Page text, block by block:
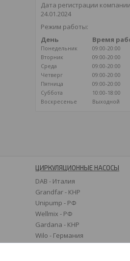
Дата регистрации
24.01.2024
Режим работы:
День
Время
Понедельник
09:00-20:00
Вторник
09:00-20:00
Среда
09:00-20:00
Четверг
09:00-20:00
Пятница
09:00-20:00
Суббота
10:00-18:00
Воскресенье
Выходной
ЦИРКУЛЯЦИОННЫЕ НАСОСЫ
DAB - Италия
Grandfar - КНР
Unipump - РФ
Wellmix - РФ
Gardana - КНР
Wilo - Германия
Grundfos - Дания